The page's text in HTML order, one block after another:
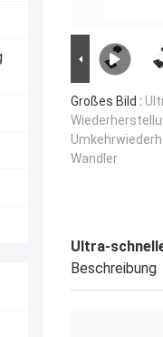
Großes Bild :
Wandler
Ultra-
Beschreibung